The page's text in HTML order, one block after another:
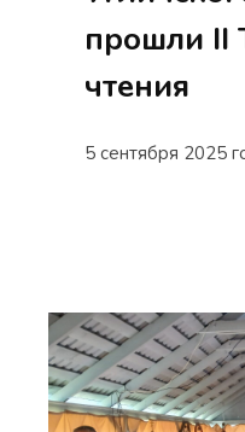
прошли II
чтения
5 сентября 2025